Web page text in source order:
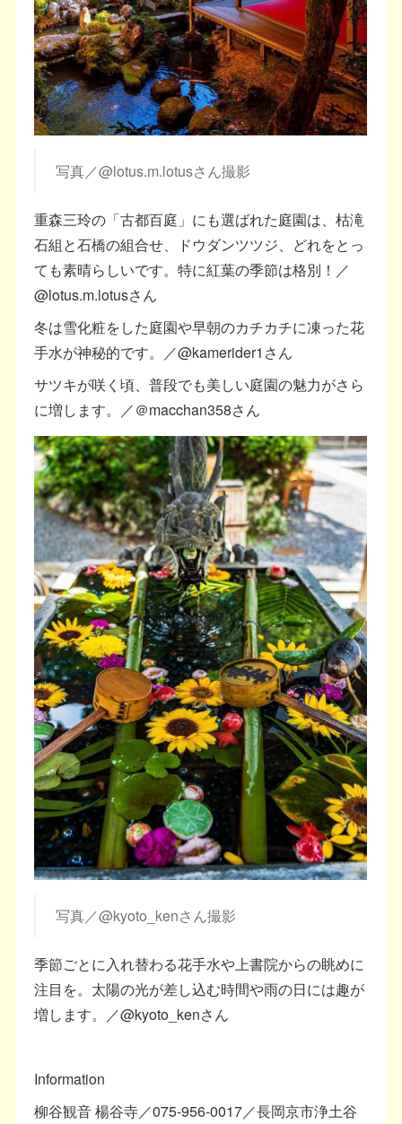
写真／@lotus.m.lotusさん撮影
重森三玲の「古都百庭」にも選ばれた庭園は、枯滝
石組と石橋の組合せ、ドウダンツツジ、どれをとっ
ても素晴らしいです。特に紅葉の季節は格別！／
@lotus.m.lotusさん
冬は雪化粧をした庭園や早朝のカチカチに凍った花
手水が神秘的です。／@kamerider1さん
サツキが咲く頃、普段でも美しい庭園の魅力がさら
に増します。／＠macchan358さん
写真／@kyoto_kenさん撮影
季節ごとに入れ替わる花手水や上書院からの眺めに
注目を。太陽の光が差し込む時間や雨の日には趣が
増します。／@kyoto_kenさん
Information
柳谷観音 楊谷寺／075-956-0017／長岡京市浄土谷